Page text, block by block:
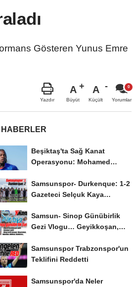
Gösteren Yunus Emre
Yazdır
A
Büyüt
A
Küçült Yorumlar
HABERLER
Beşiktaş'ta Sağ Kanat
Operasyonu: Mohamed
Samsunspor- Durkenque: 1-2
Gazeteci Selçuk Kaya
Samsun- Sinop Günübirlik
Gezi Vlogu… Geyikkoşan,
Samsunspor Trabzonspor'un
Teklifini Reddetti
Samsunspor'da Neler